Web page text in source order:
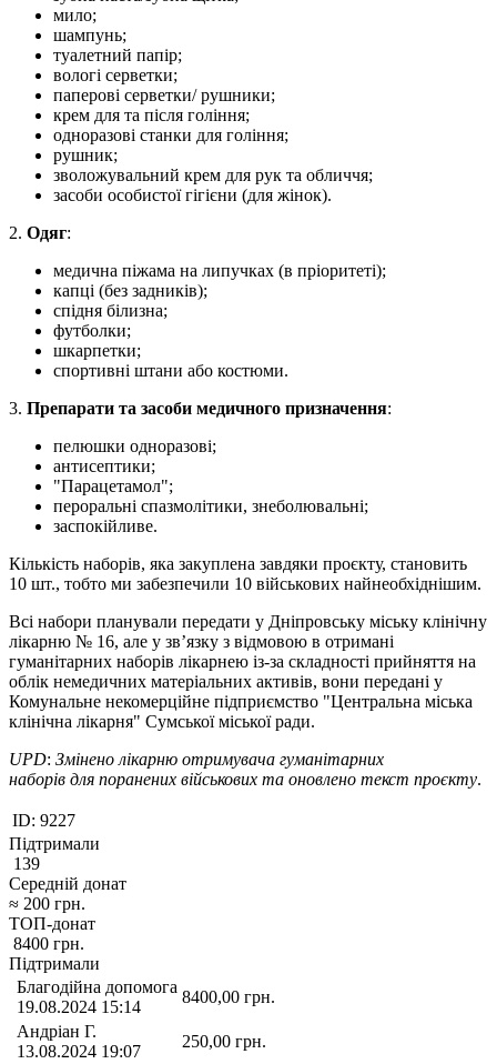
мило;
шампунь;
туалетний папір;
вологі серветки;
паперові серветки/ рушники;
крем для та після гоління;
одноразові станки для гоління;
рушник;
зволожувальний крем для рук та обличчя;
засоби особистої гігієни (для жінок).
2. Одяг:
медична піжама на липучках (в пріоритеті);
капці (без задників);
спідня білизна;
футболки;
шкарпетки;
спортивні штани або костюми.
3. Препарати та засоби медичного призначення:
пелюшки одноразові;
антисептики;
"Парацетамол";
пероральні спазмолітики, знеболювальні;
заспокійливе.
Кількість наборів, яка закуплена завдяки проєкту, становить
10 шт., тобто ми забезпечили 10 військових найнеобхіднішим.
Всі набори планували передати у Дніпровську міську клінічну
лікарню № 16, але у зв’язку з відмовою в отримані
гуманітарних наборів лікарнею із-за складності прийняття на
облік немедичних матеріальних активів, вони передані у
Комунальне некомерційне підприємство "Центральна міська
клінічна лікарня" Сумської міської ради.
UPD: Змінено лікарню отримувача гуманітарних
наборів для поранених військових та оновлено текст проєкту.
ID: 9227
Підтримали
139
Середній донат
≈ 200 грн.
ТОП-донат
8400 грн.
Підтримали
Благодійна допомога
19.08.2024 15:14
8400,00 грн.
Андріан Г.
13.08.2024 19:07
250,00 грн.